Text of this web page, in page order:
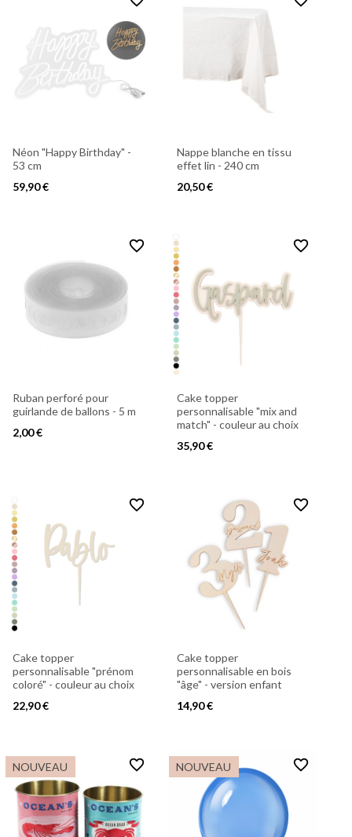
Néon "Happy Birthday" -
53 cm
59,90 €
Nappe blanche en tissu
effet lin - 240 cm
20,50 €
favorite_border
Ruban perforé pour
guirlande de ballons - 5 m
2,00 €
favorite_border
Cake topper
personnalisable "mix and
match" - couleur au choix
35,90 €
favorite_border
Cake topper
personnalisable "prénom
coloré" - couleur au choix
22,90 €
favorite_border
Cake topper
personnalisable en bois
"âge" - version enfant
14,90 €
NOUVEAU favorite_border NOUVEAU favorite_border